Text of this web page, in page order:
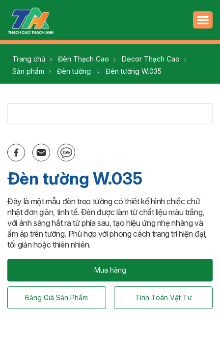
Trang chủ Đèn Thạch Cao
Decor Thạch Cao
Sản phẩm
Đèn tường Đèn tường W.035
Đèn tường W.035
Đây là một mẫu đèn treo tường có thiết kế hình chiếc chữ
nhật đơn giản, tinh tế. Đèn được làm từ chất liệu màu trắng,
với ánh sáng hắt ra từ phía sau, tạo hiệu ứng nhẹ nhàng và
ấm áp trên tường. Phù hợp với phong cách trang trí hiện đại,
tối giản hoặc thiên nhiên.
Mua hàng
Bảng Giá Sản Phẩm Tính Toán Vật Tư